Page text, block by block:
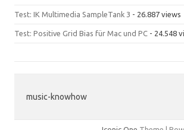
Test: IK Multimedia SampleTank 3 - 26.887 views
Test: Positive Grid Bias für Mac und PC - 24.548
music-knowhow